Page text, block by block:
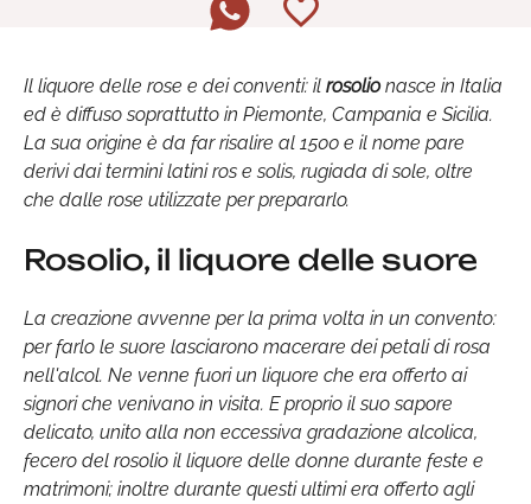
Il liquore delle rose e dei conventi: il rosolionasce in Italia
ed è diffuso soprattutto in Piemonte, Campania e Sicilia.
La sua origine è da far risalire al 1500 e il nome pare
derivi dai termini latini ros e solis, rugiada di sole, oltre
che dalle rose utilizzate per prepararlo.
Rosolio, il liquore delle suore
La creazione avvenne per la prima volta in un convento:
per farlo le suore lasciarono macerare dei petali di rosa
nell'alcol. Ne venne fuori un liquore che era offerto ai
signori che venivano in visita. E proprio il suo sapore
delicato, unito alla non eccessiva gradazione alcolica,
fecero del rosolio il liquore delle donne durante feste e
matrimoni; inoltre durante questi ultimi era offerto agli